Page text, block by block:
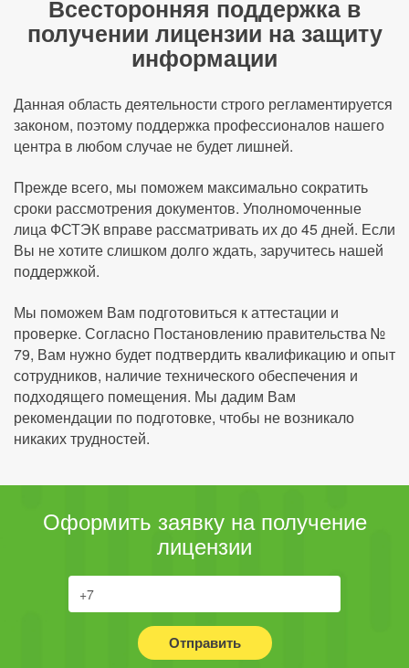
Всесторонняя поддержка в
получении лицензии на защиту
информации
Данная область деятельности строго регламентируется
законом, поэтому поддержка профессионалов нашего
центра в любом случае не будет лишней.
Прежде всего, мы поможем максимально сократить
сроки рассмотрения документов. Уполномоченные
лица ФСТЭК вправе рассматривать их до 45 дней. Если
Вы не хотите слишком долго ждать, заручитесь нашей
поддержкой.
Мы поможем Вам подготовиться к аттестации и
проверке. Согласно Постановлению правительства №
79, Вам нужно будет подтвердить квалификацию и опыт
сотрудников, наличие технического обеспечения и
подходящего помещения. Мы дадим Вам
рекомендации по подготовке, чтобы не возникало
никаких трудностей.
Оформить заявку на получение
лицензии
Отправить